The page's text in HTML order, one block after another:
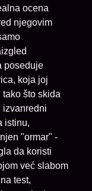
ocena
njegovim
poseduje
koja joj
što skida
izvanredni
istinu,
"ormar" -
da koristi
već slabom
test,